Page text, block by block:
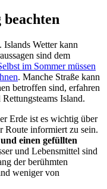
Wetter kann
sind dem
im Sommer müssen
. Manche Straße kann
betroffen sind, erfahren
Island.
Erde ist es wichtig über
Route informiert zu sein.
einen gefüllten
und Lebensmittel sind
der berühmten
weniger von